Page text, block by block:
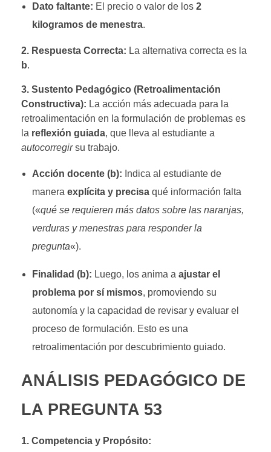
Dato faltante: El precio o valor de los 2
kilogramos de menestra.
2. Respuesta Correcta: La alternativa correcta es la
b.
3. Sustento Pedagógico (Retroalimentación
Constructiva): La acción más adecuada para la
retroalimentación en la formulación de problemas es
la reflexión guiada, que lleva al estudiante a
autocorregirsu trabajo.
Acción docente (b): Indica al estudiante de
manera explícita y precisaqué información falta
(«qué se requieren más datos sobre las naranjas,
verduras y menestras para responder la
pregunta«).
Finalidad (b): Luego, los anima a ajustar el
problema por sí mismos, promoviendo su
autonomía y la capacidad de revisar y evaluar el
proceso de formulación. Esto es una
retroalimentación por descubrimiento guiado.
ANÁLISIS PEDAGÓGICO DE
LA PREGUNTA 53
1. Competencia y Propósito: